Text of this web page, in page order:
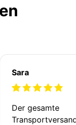
Sara
Der gesamte